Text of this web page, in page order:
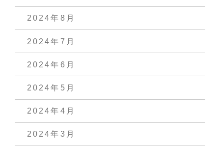
2024年8月
2024年7月
2024年6月
2024年5月
2024年4月
2024年3月